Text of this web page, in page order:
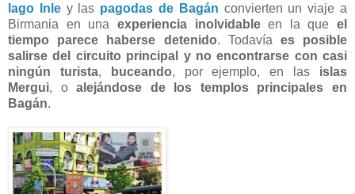
lago Inley las pagodas de Bagán convierten un viaje a
Birmania en una experiencia inolvidableen la que el
tiempo parece haberse detenido. Todavía es posible
salirse del circuito principal y no encontrarse con casi
ningún turista, buceando, por ejemplo, en las islas
Mergui, oalejándose de los templos principales en
Bagán.